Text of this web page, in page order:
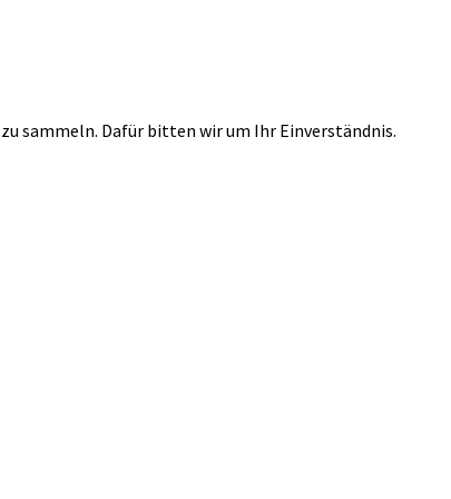
sammeln. Dafür bitten wir um Ihr Einverständnis.